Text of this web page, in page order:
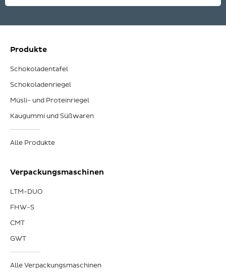
Produkte
Schokoladentafel
Schokoladenriegel
Müsli- und Proteinriegel
Kaugummi und Süßwaren
Alle Produkte
Verpackungsmaschinen
LTM-DUO
FHW-S
CMT
GWT
Alle Verpackungsmaschinen